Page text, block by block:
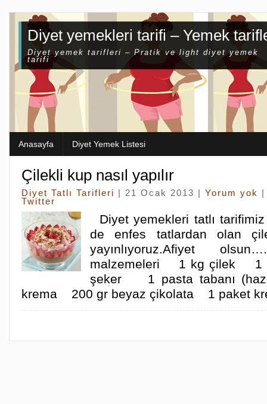
Diyet yemekleri tarifi – Yemek
Diyet yemek tarifleri – Pratik ve light diyet yemek
tarifi
Anasayfa Diyet Yemek Listesi
Çilekli kup nasıl yapılır
Diyet Tatlı Tarifleri | 21 Ocak 2013 | Yorum yok
Twitter
Diyet yemekleri tatlı
de enfes tatlardan olan
yayınlıyoruz.Afiyet
malzemeleri 1 kg çilek 1
şeker 1 pasta tabanı
krema 200 gr beyaz çikolata 1 paket